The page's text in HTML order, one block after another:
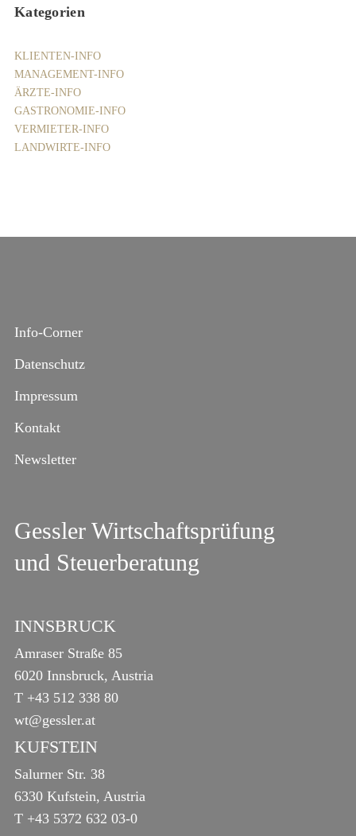
Kategorien
KLIENTEN-INFO
MANAGEMENT-INFO
ÄRZTE-INFO
GASTRONOMIE-INFO
VERMIETER-INFO
LANDWIRTE-INFO
Info-Corner
Datenschutz
Impressum
Kontakt
Newsletter
Gessler Wirtschaftsprüfung
und Steuerberatung
INNSBRUCK
Amraser Straße 85
6020 Innsbruck, Austria
T +43 512 338 80
wt@gessler.at
KUFSTEIN
Salurner Str. 38
6330 Kufstein, Austria
T +43 5372 632 03-0